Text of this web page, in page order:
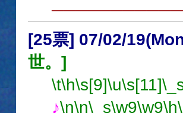
[25票] 07/02/
世。]
\t\h\s[9]\u\s[11]
♪\n\n\_s\w9\w9\h